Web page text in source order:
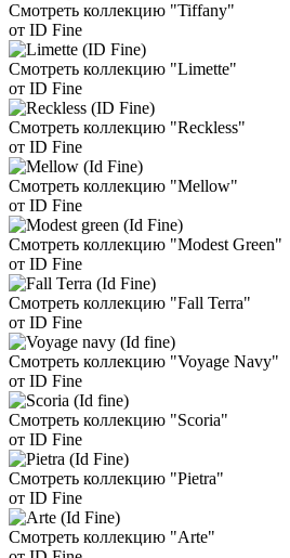
Смотреть коллекцию "Tiffany"
от ID Fine
Смотреть коллекцию "Limette"
от ID Fine
Смотреть коллекцию "Reckless"
от ID Fine
Смотреть коллекцию "Mellow"
от ID Fine
Смотреть коллекцию "Modest Green"
от ID Fine
Смотреть коллекцию "Fall Terra"
от ID Fine
Смотреть коллекцию "Voyage Navy"
от ID Fine
Смотреть коллекцию "Scoria"
от ID Fine
Смотреть коллекцию "Pietra"
от ID Fine
Смотреть коллекцию "Arte"